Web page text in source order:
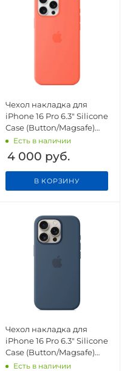
Чехол накладка для
iPhone 16 Pro 6.3" Silicone
Case (Button/Magsafe)
Tangerine
Есть в наличии
4 000 руб.
В КОРЗИНУ
Чехол накладка для
iPhone 16 Pro 6.3" Silicone
Case (Button/Magsafe)
Denim
Есть в наличии